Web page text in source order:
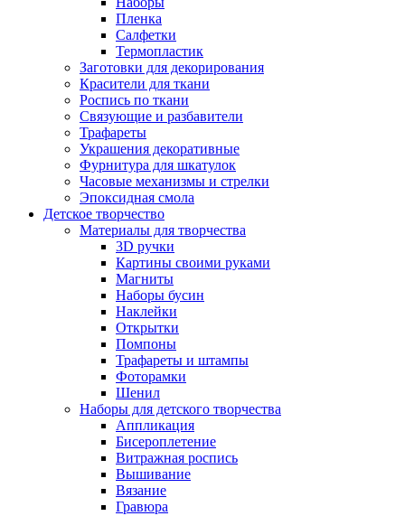
Пленка
Салфетки
Термопластик
Заготовки для декорирования
Красители для ткани
Роспись по ткани
Связующие и разбавители
Трафареты
Украшения декоративные
Фурнитура для шкатулок
Часовые механизмы и стрелки
Эпоксидная смола
Детское творчество
Материалы для творчества
3D ручки
Картины своими руками
Магниты
Наборы бусин
Наклейки
Открытки
Помпоны
Трафареты и штампы
Фоторамки
Шенил
Наборы для детского творчества
Аппликация
Бисероплетение
Витражная роспись
Вышивание
Вязание
Гравюра